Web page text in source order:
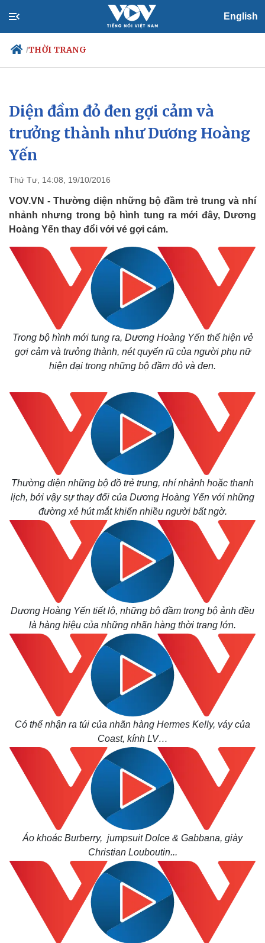
English
/THỜI TRANG
Chính trị
Đảng
Tổ chức nhân sự
Quốc hội
Xã hội
Tin 24h
Dự báo thời tiết
Thế giới
Cuộc sống đó đây
Hồ sơ
Multimedia
Video
Ảnh
E-Magazine
Infographic
Diện đầm đỏ đen gợi cảm và
trưởng thành như Dương Hoàng
Yến
Thứ Tư, 14:08, 19/10/2016
VOV.VN - Thường diện những bộ đầm trẻ trung và nhí
nhảnh nhưng trong bộ hình tung ra mới đây, Dương
Hoàng Yến thay đổi với vẻ gợi cảm.
Trong bộ hình mới tung ra, Dương Hoàng Yến thể hiện vẻ
gợi cảm và trưởng thành, nét quyến rũ của người phụ nữ
hiện đại trong những bộ đầm đỏ và đen.
Thường diện những bộ đồ trẻ trung, nhí nhảnh hoặc thanh
lịch, bởi vậy sự thay đổi của Dương Hoàng Yến với những
đường xẻ hút mắt khiến nhiều người bất ngờ.
Dương Hoàng Yến tiết lộ, những bộ đầm trong bộ ảnh đều
là hàng hiệu của những nhãn hàng thời trang lớn.
Có thể nhận ra túi của nhãn hàng Hermes Kelly, váy của
Coast, kính LV…
Áo khoác Burberry, jumpsuit Dolce & Gabbana, giày
Christian Louboutin...